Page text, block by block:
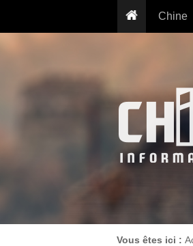
Chine
Plantes
Cuisine
Vous êtes ici :